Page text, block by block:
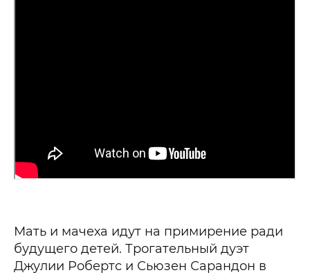
Мать и мачеха идут на примирение ради
будущего детей. Трогательный дуэт
Джулии Робертс и Сьюзен Сарандон в